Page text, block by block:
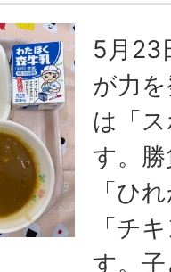
5月23
が力
は「
す。
「ひ
「チ
す。